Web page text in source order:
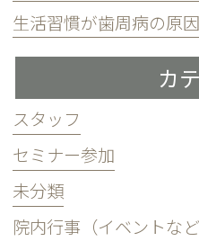
カ
スタッフ
セミナー参加
未分類
院内行事（イベントなど